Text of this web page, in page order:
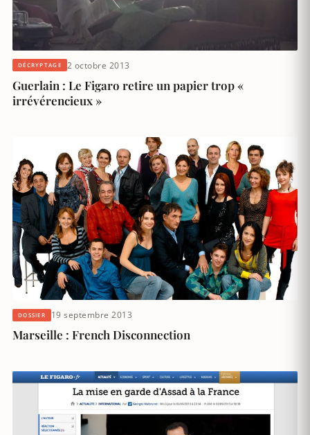
DÉCRYPTAGE 2 octobre 2013
Guerlain : Le Figaro retire un papier trop «
irrévérencieux »
DOSSIER 19 septembre 2013
Marseille : French Disconnection